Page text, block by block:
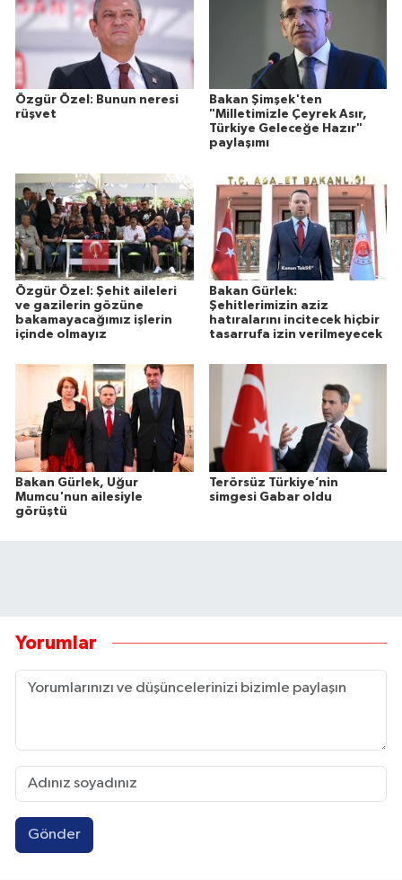
Özgür Özel: Bunun neresi
rüşvet
Bakan Şimşek'ten
"Milletimizle Çeyrek Asır,
Türkiye Geleceğe Hazır"
paylaşımı
Özgür Özel: Şehit aileleri
ve gazilerin gözüne
bakamayacağımız işlerin
içinde olmayız
Bakan Gürlek:
Şehitlerimizin aziz
hatıralarını incitecek hiçbir
tasarrufa izin verilmeyecek
Bakan Gürlek, Uğur
Mumcu'nun ailesiyle
görüştü
Terörsüz Türkiye’nin
simgesi Gabar oldu
Yorumlar